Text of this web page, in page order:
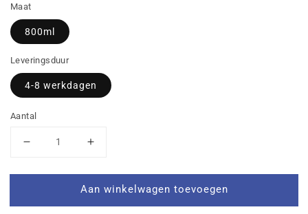
Maat
800ml
Leveringsduur
4-8 werkdagen
Aantal
Aantal
voor
BEO
Aantal
voor
SF
BEO
Aan winkelwagen toevoegen